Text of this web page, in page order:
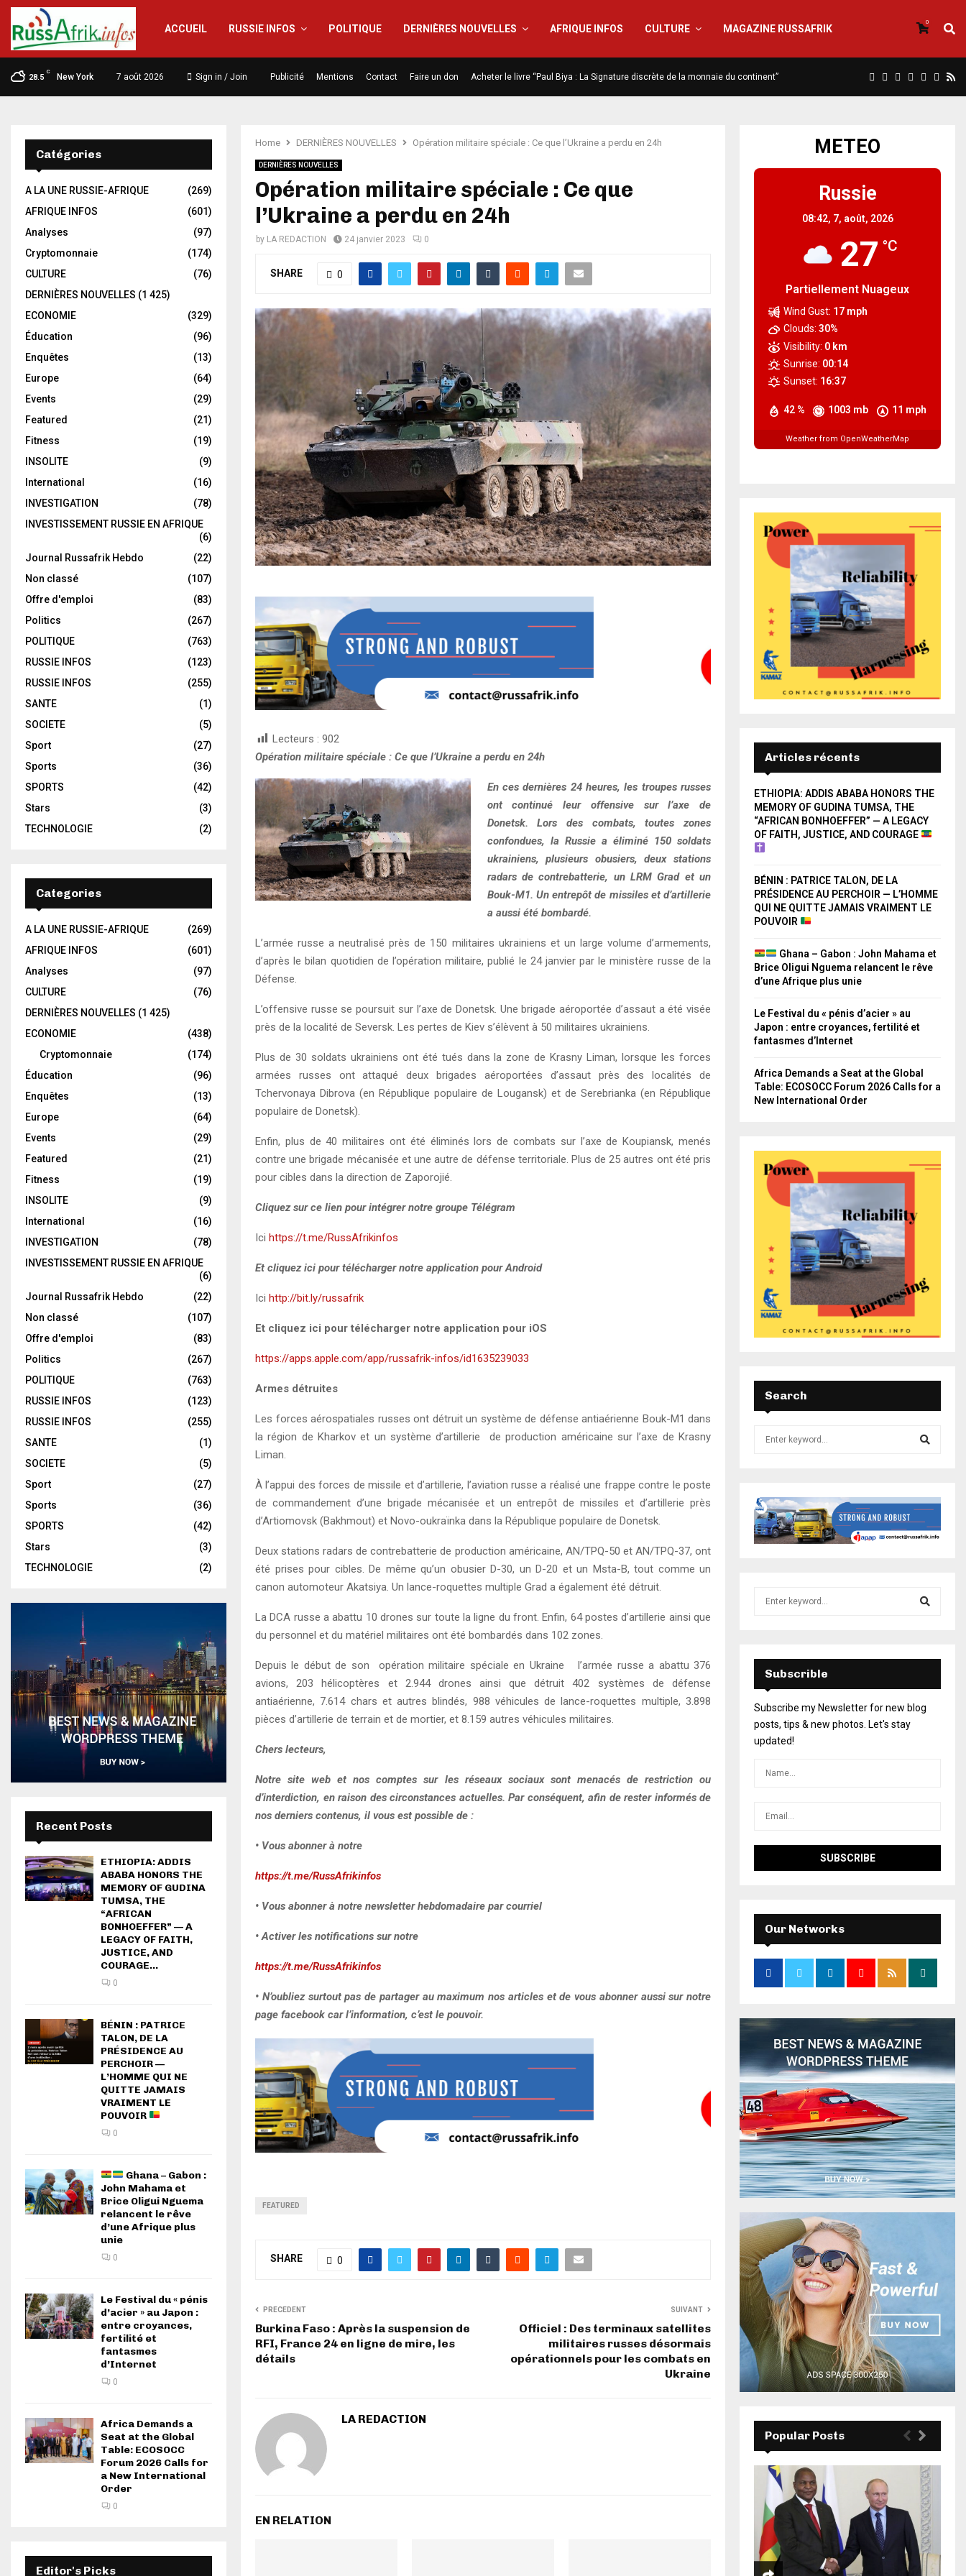
ACCUEIL RUSSIE INFOS POLITIQUE DERNIÈRES NOUVELLES AFRIQUE INFOS CULTURE MAGAZINE RUSSAFRIK
0
28.5
C
New York 7 août 2026 Sign in / Join Publicité Mentions Contact Faire un don Acheter le livre “Paul Biya : La Signature discrète de la monnaie du continent”
Home DERNIÈRES NOUVELLES Opération militaire spéciale : Ce que l’Ukraine a perdu en 24h
DERNIÈRES NOUVELLES
Opération militaire spéciale : Ce que
l’Ukraine a perdu en 24h
by LA REDACTION 24 janvier 2023 0
SHARE 0
Lecteurs : 902
Opération militaire spéciale : Ce que l’Ukraine a perdu en 24h
En ces dernières 24 heures, les troupes russes
ont continué leur offensive sur l’axe de
Donetsk. Lors des combats, toutes zones
confondues, la Russie a éliminé 150 soldats
ukrainiens, plusieurs obusiers, deux stations
radars de contrebatterie, un LRM Grad et un
Bouk-M1. Un entrepôt de missiles et d’artillerie
a aussi été bombardé.
L’armée russe a neutralisé près de 150 militaires ukrainiens et un large volume d’armements,
d’après le bilan quotidien de l’opération militaire, publié le 24 janvier par le ministère russe de la
Défense.
L’offensive russe se poursuit sur l’axe de Donetsk. Une brigade aéroportée d’assaut a été visée
près de la localité de Seversk. Les pertes de Kiev s’élèvent à 50 militaires ukrainiens.
Plus de 30 soldats ukrainiens ont été tués dans la zone de Krasny Liman, lorsque les forces
armées russes ont attaqué deux brigades aéroportées d’assaut près des localités de
Tchervonaya Dibrova (en République populaire de Lougansk) et de Serebrianka (en République
populaire de Donetsk).
Enfin, plus de 40 militaires ont été éliminés lors de combats sur l’axe de Koupiansk, menés
contre une brigade mécanisée et une autre de défense territoriale. Plus de 25 autres ont été pris
pour cibles dans la direction de Zaporojié.
Cliquez sur ce lien pour intégrer notre groupe Télégram
Ici https://t.me/RussAfrikinfos
Et cliquez ici pour télécharger notre application pour Android
Ici http://bit.ly/russafrik
Et cliquez ici pour télécharger notre application pour iOS
https://apps.apple.com/app/russafrik-infos/id1635239033
Armes détruites
Les forces aérospatiales russes ont détruit un système de défense antiaérienne Bouk-M1 dans
la région de Kharkov et un système d’artillerie de production américaine sur l’axe de Krasny
Liman.
À l’appui des forces de missile et d’artillerie, l’aviation russe a réalisé une frappe contre le poste
de commandement d’une brigade mécanisée et un entrepôt de missiles et d’artillerie près
d’Artiomovsk (Bakhmout) et Novo-oukraïnka dans la République populaire de Donetsk.
Deux stations radars de contrebatterie de production américaine, AN/TPQ-50 et AN/TPQ-37, ont
été prises pour cibles. De même qu’un obusier D-30, un D-20 et un Msta-B, tout comme un
canon automoteur Akatsiya. Un lance-roquettes multiple Grad a également été détruit.
La DCA russe a abattu 10 drones sur toute la ligne du front. Enfin, 64 postes d’artillerie ainsi que
du personnel et du matériel militaires ont été bombardés dans 102 zones.
Depuis le début de son opération militaire spéciale en Ukraine l’armée russe a abattu 376
avions, 203 hélicoptères et 2.944 drones ainsi que détruit 402 systèmes de défense
antiaérienne, 7.614 chars et autres blindés, 988 véhicules de lance-roquettes multiple, 3.898
pièces d’artillerie de terrain et de mortier, et 8.159 autres véhicules militaires.
Chers lecteurs,
Notre site web et nos comptes sur les réseaux sociaux sont menacés de restriction ou
d’interdiction, en raison des circonstances actuelles. Par conséquent, afin de rester informés de
nos derniers contenus, il vous est possible de :
• Vous abonner à notre
https://t.me/RussAfrikinfos
• Vous abonner à notre newsletter hebdomadaire par courriel
• Activer les notifications sur notre
https://t.me/RussAfrikinfos
• N’oubliez surtout pas de partager au maximum nos articles et de vous abonner aussi sur notre
page facebook car l’information, c’est le pouvoir.
FEATURED
SHARE 0
PRECEDENT
Burkina Faso : Après la suspension de
RFI, France 24 en ligne de mire, les
détails
SUIVANT
Officiel : Des terminaux satellites
militaires russes désormais
opérationnels pour les combats en
Ukraine
LA REDACTION
EN RELATION
Catégories
A LA UNE RUSSIE-AFRIQUE
(269)
AFRIQUE INFOS
(601)
Analyses
(97)
Cryptomonnaie
(174)
CULTURE
(76)
DERNIÈRES NOUVELLES (1 425)
ECONOMIE
(329)
Éducation
(96)
Enquêtes
(13)
Europe
(64)
Events
(29)
Featured
(21)
Fitness
(19)
INSOLITE
(9)
International
(16)
INVESTIGATION
(78)
INVESTISSEMENT RUSSIE EN AFRIQUE
(6)
Journal Russafrik Hebdo
(22)
Non classé
(107)
Offre d'emploi
(83)
Politics
(267)
POLITIQUE
(763)
RUSSIE INFOS
(123)
RUSSIE INFOS
(255)
SANTE
(1)
SOCIETE
(5)
Sport
(27)
Sports
(36)
SPORTS
(42)
Stars
(3)
TECHNOLOGIE
(2)
Categories
A LA UNE RUSSIE-AFRIQUE
(269)
AFRIQUE INFOS
(601)
Analyses
(97)
CULTURE
(76)
DERNIÈRES NOUVELLES (1 425)
ECONOMIE
(438)
Cryptomonnaie
(174)
Éducation
(96)
Enquêtes
(13)
Europe
(64)
Events
(29)
Featured
(21)
Fitness
(19)
INSOLITE
(9)
International
(16)
INVESTIGATION
(78)
INVESTISSEMENT RUSSIE EN AFRIQUE
(6)
Journal Russafrik Hebdo
(22)
Non classé
(107)
Offre d'emploi
(83)
Politics
(267)
POLITIQUE
(763)
RUSSIE INFOS
(123)
RUSSIE INFOS
(255)
SANTE
(1)
SOCIETE
(5)
Sport
(27)
Sports
(36)
SPORTS
(42)
Stars
(3)
TECHNOLOGIE
(2)
Recent Posts
ETHIOPIA: ADDIS
ABABA HONORS THE
MEMORY OF GUDINA
TUMSA, THE
“AFRICAN
BONHOEFFER” — A
LEGACY OF FAITH,
JUSTICE, AND
COURAGE...
0
BÉNIN : PATRICE
TALON, DE LA
PRÉSIDENCE AU
PERCHOIR —
L’HOMME QUI NE
QUITTE JAMAIS
VRAIMENT LE
POUVOIR
0
Ghana – Gabon :
John Mahama et
Brice Oligui Nguema
relancent le rêve
d’une Afrique plus
unie
0
Le Festival du « pénis
d’acier » au Japon :
entre croyances,
fertilité et
fantasmes
d’Internet
0
Africa Demands a
Seat at the Global
Table: ECOSOCC
Forum 2026 Calls for
a New International
Order
0
Editor's Picks
METEO
Russie
08:42, 7, août, 2026
27 °C
Partiellement Nuageux
42 % 1003 mb 11 mph
Wind Gust: 17 mph
Clouds: 30%
Visibility: 0 km
Sunrise: 00:14
Sunset: 16:37
Weather from OpenWeatherMap
Articles récents
ETHIOPIA: ADDIS ABABA HONORS THE
MEMORY OF GUDINA TUMSA, THE
“AFRICAN BONHOEFFER” — A LEGACY
OF FAITH, JUSTICE, AND COURAGE
BÉNIN : PATRICE TALON, DE LA
PRÉSIDENCE AU PERCHOIR — L’HOMME
QUI NE QUITTE JAMAIS VRAIMENT LE
POUVOIR
Ghana – Gabon : John Mahama et
Brice Oligui Nguema relancent le rêve
d’une Afrique plus unie
Le Festival du « pénis d’acier » au
Japon : entre croyances, fertilité et
fantasmes d’Internet
Africa Demands a Seat at the Global
Table: ECOSOCC Forum 2026 Calls for a
New International Order
Search
Subscrible
Subscribe my Newsletter for new blog
posts, tips & new photos. Let's stay
updated!
Our Networks
Popular Posts